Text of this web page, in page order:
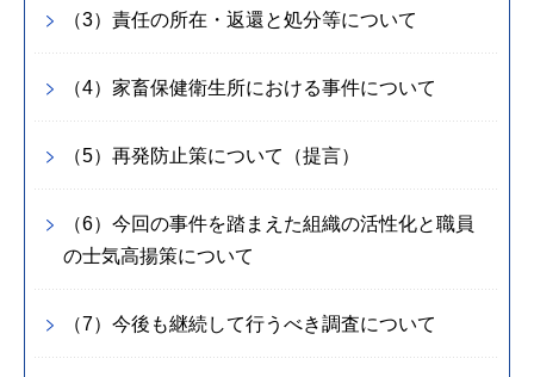
（3）責任の所在・返還と処分等について
（4）家畜保健衛生所における事件について
（5）再発防止策について（提言）
（6）今回の事件を踏まえた組織の活性化と職員
の士気高揚策について
（7）今後も継続して行うべき調査について